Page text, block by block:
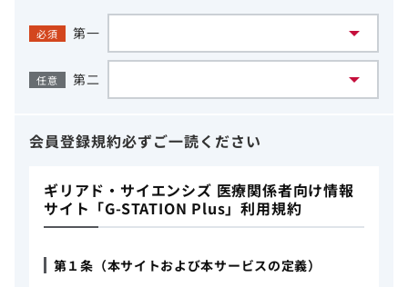
必須 第一
任意 第二
会員登録規約必ずご一読ください
ギリアド・サイエンシズ 医療関係者向け情報
サイト「G-STATION Plus」利用規約
第１条（本サイトおよび本サービスの定義）